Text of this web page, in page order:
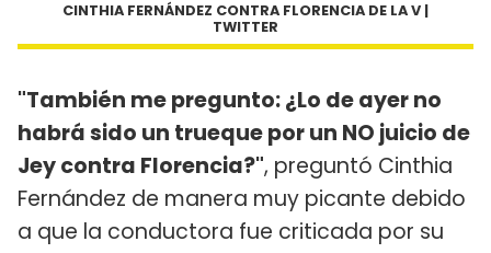
CINTHIA FERNÁNDEZ CONTRA FLORENCIA DE LA V |
TWITTER
"También me pregunto: ¿Lo de ayer no
habrá sido un trueque por un NO juicio de
Jey contra Florencia?", preguntó Cinthia
Fernández de manera muy picante debido
a que la conductora fue criticada por su